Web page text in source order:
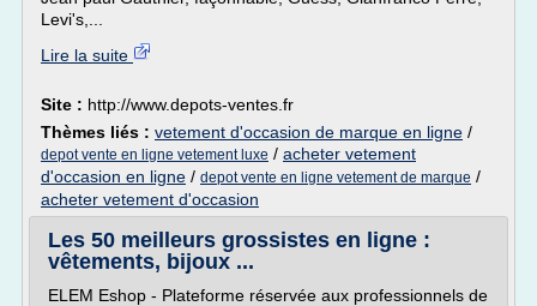
Levi's,...
Lire la suite
Site : http://www.depots-ventes.fr
Thèmes liés : vetement d'occasion de marque en ligne /
depot vente en ligne vetement luxe / acheter vetement
d'occasion en ligne / depot vente en ligne vetement de marque /
acheter vetement d'occasion
Les 50 meilleurs grossistes en ligne :
vêtements, bijoux ...
ELEM Eshop - Plateforme réservée aux professionnels de